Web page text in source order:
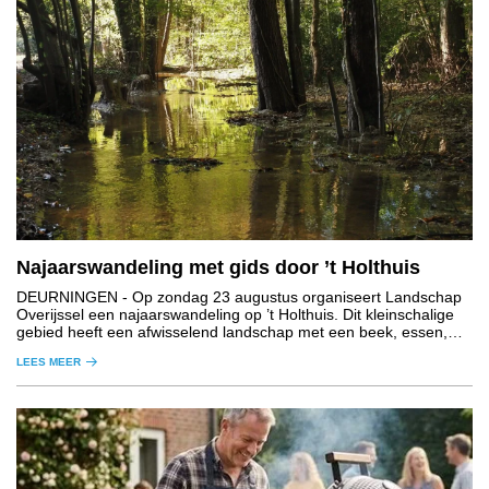
Najaarswandeling met gids door ’t Holthuis
DEURNINGEN - Op zondag 23 augustus organiseert Landschap
Overijssel een najaarswandeling op ’t Holthuis. Dit kleinschalige
gebied heeft een afwisselend landschap met een beek, essen,
LEES MEER